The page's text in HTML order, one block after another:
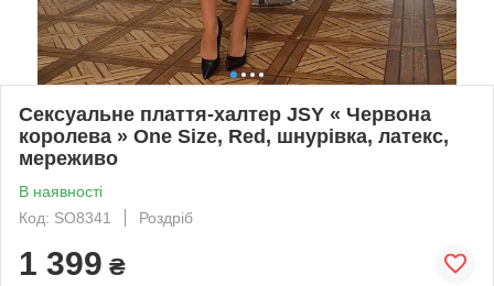
Сексуальне плаття-халтер JSY « Червона
королева » One Size, Red, шнурівка, латекс,
мереживо
В наявності
Код: SO8341
Роздріб
1 399 ₴